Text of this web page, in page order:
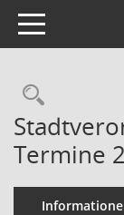
Toggle navigation
Termine